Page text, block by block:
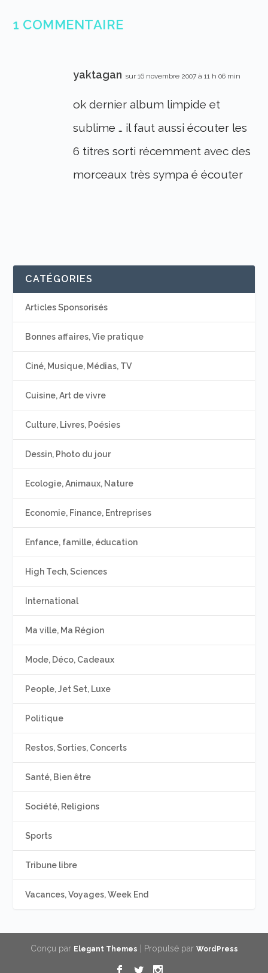
1 COMMENTAIRE
yaktagan sur 16 novembre 2007 à 11 h 06 min
ok dernier album limpide et
sublime … il faut aussi écouter les
6 titres sorti récemment avec des
morceaux très sympa é écouter
CATÉGORIES
Articles Sponsorisés
Bonnes affaires, Vie pratique
Ciné, Musique, Médias, TV
Cuisine, Art de vivre
Culture, Livres, Poésies
Dessin, Photo du jour
Ecologie, Animaux, Nature
Economie, Finance, Entreprises
Enfance, famille, éducation
High Tech, Sciences
International
Ma ville, Ma Région
Mode, Déco, Cadeaux
People, Jet Set, Luxe
Politique
Restos, Sorties, Concerts
Santé, Bien être
Société, Religions
Sports
Tribune libre
Vacances, Voyages, Week End
Conçu par Elegant Themes | Propulsé par WordPress